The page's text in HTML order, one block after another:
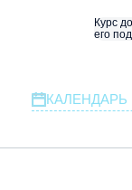
Курс
его
КАЛЕНДАРЬ